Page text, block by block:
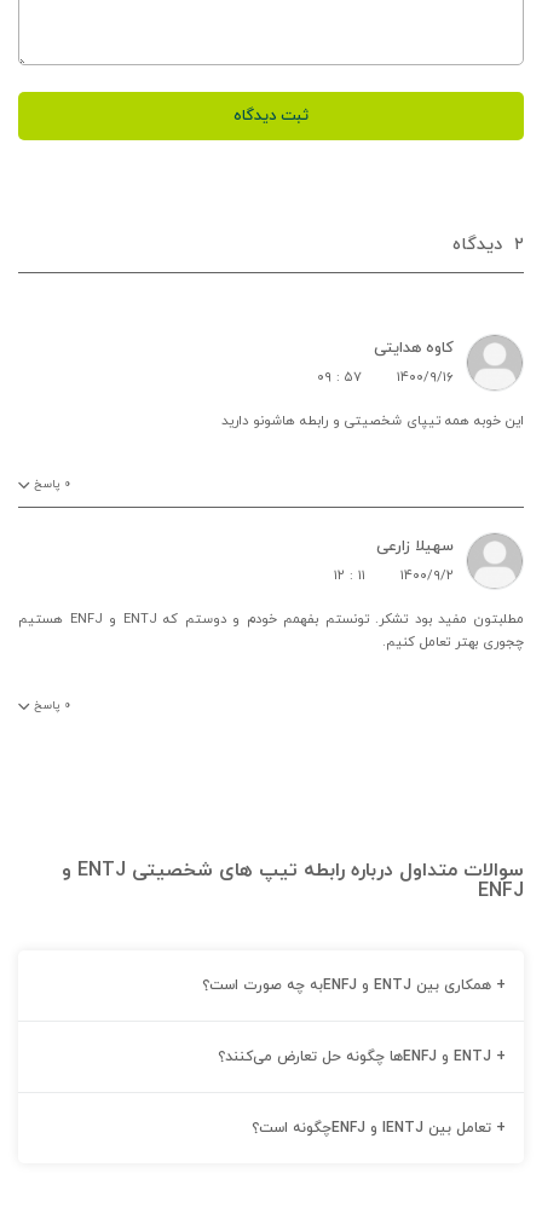
ثبت دیدگاه
۲ دیدگاه‌
کاوه هدایتی
۱۴۰۰/۹/۱۶ ۰۹ : ۵۷
این خوبه همه تیپای شخصیتی و رابطه هاشونو دارید
۰ پاسخ
سهیلا زارعی
۱۴۰۰/۹/۲ ۱۲ : ۱۱
مطلبتون مفید بود تشکر. تونستم بفهمم خودم و دوستم که ENTJ و ENFJ هستیم
چجوری بهتر تعامل کنیم.
۰ پاسخ
سوالات متداول درباره رابطه تیپ های شخصیتی ENTJ و
ENFJ
+ همکاری بین ENTJ و ENFJبه چه صورت است؟
+ ENTJ و ENFJها چگونه حل تعارض می‌کنند؟
+ تعامل بین IENTJ و ENFJچگونه است؟